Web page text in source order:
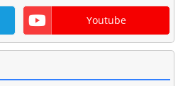
Youtube